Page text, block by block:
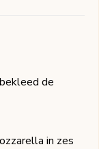
de
in zes